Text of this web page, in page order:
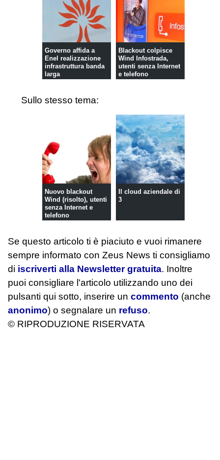
Governo affida a
Enel realizzazione
infrastruttura banda
larga
Blackout colpisce
Wind Infostrada,
utenti senza Internet
e telefono
Sullo stesso tema:
Nuovo blackout
Wind (risolto), utenti
senza Internet e
telefono
Il cloud aziendale di
3
Se questo articolo ti è piaciuto e vuoi rimanere
sempre informato con Zeus News ti consigliamo
di iscriverti alla Newsletter gratuita. Inoltre
puoi consigliare l'articolo utilizzando uno dei
pulsanti qui sotto, inserire un commento (anche
anonimo) o segnalare un refuso.
© RIPRODUZIONE RISERVATA